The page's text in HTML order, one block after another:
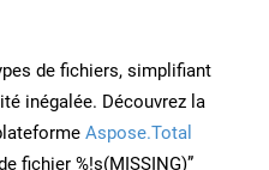
de fichiers, simplifiant
inégalée. Découvrez la
Aspose.Total
fichier %!s(MISSING)”